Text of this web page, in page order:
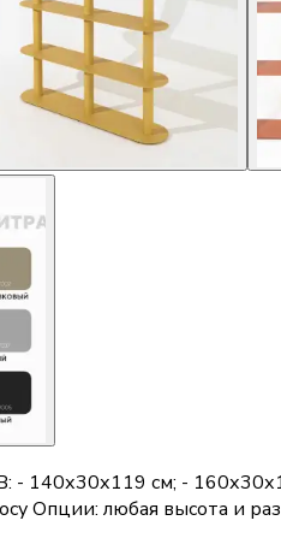
- 140х30х119 см; -
Опции: любая высота и